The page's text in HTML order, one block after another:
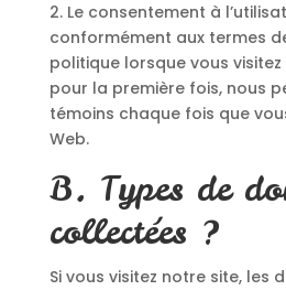
2. Le consentement à
conformément aux termes
politique lorsque vous
pour la première fois, nous
témoins chaque fois que
Web.
B. Types de
collectées ?
Si vous visitez notre site, les